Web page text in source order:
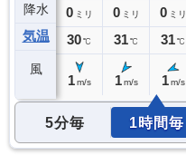
降水
気温
風
0ミリ
28℃
0 ミリ
30℃
1 m/s
0 ミリ
31℃
1 m/s
0 ミリ
31℃
1 m/s
5分毎 1時間毎